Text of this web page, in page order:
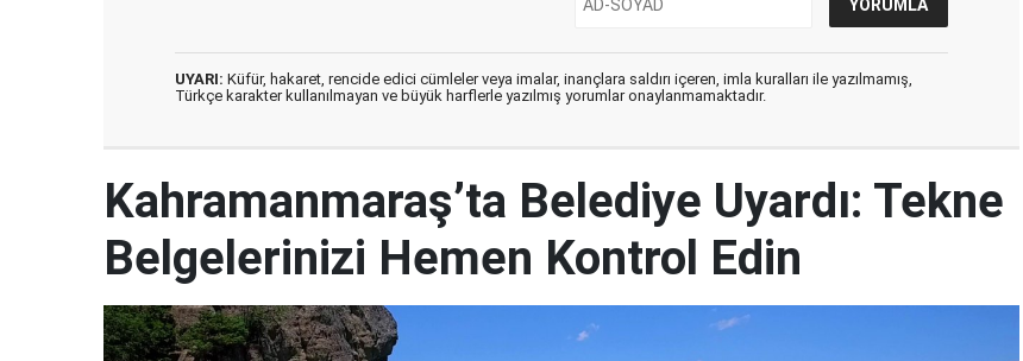
UYARI: Küfür, hakaret, rencide edici cümleler veya imalar, inançlara saldırı içeren, imla kuralları ile yazılmamış,
Türkçe karakter kullanılmayan ve büyük harflerle yazılmış yorumlar onaylanmamaktadır.
Kahramanmaraş’ta Belediye Uyardı: Tekne
Belgelerinizi Hemen Kontrol Edin